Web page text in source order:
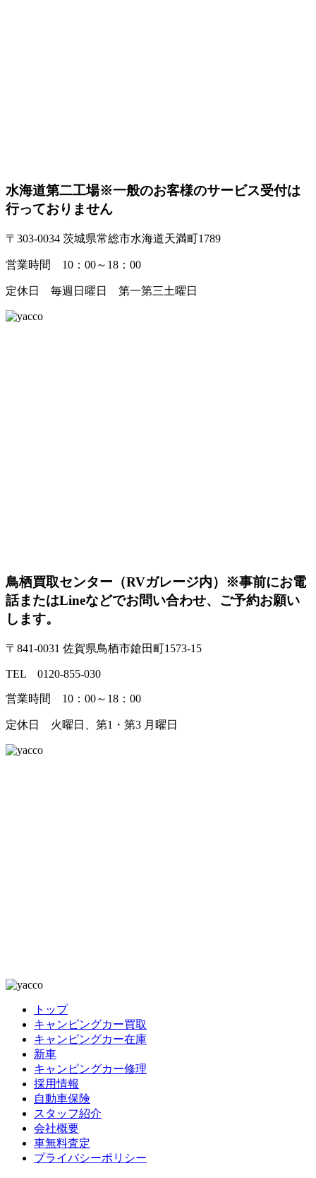
水海道第二工場※一般のお客様のサービス受付は
行っておりません
〒303-0034 茨城県常総市水海道天満町1789
営業時間 10：00～18：00
定休日 毎週日曜日 第一第三土曜日
鳥栖買取センター（RVガレージ内） ※事前にお電
話またはLineなどでお問い合わせ、ご予約お願い
します。
〒841-0031 佐賀県鳥栖市鎗田町1573-15
TEL 0120-855-030
営業時間 10：00～18：00
定休日 火曜日、第1・第3 月曜日
トップ
キャンピングカー買取
キャンピングカー在庫
新車
キャンピングカー修理
採用情報
自動車保険
スタッフ紹介
会社概要
車無料査定
プライバシーポリシー